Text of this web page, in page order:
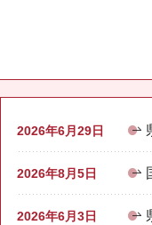
2026年6月29日
2026年8月5日
2026年6月3日